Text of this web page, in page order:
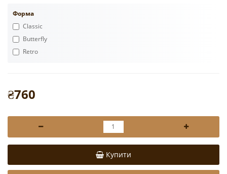
Форма
Classic
Butterfly
Retro
₴760
Купити